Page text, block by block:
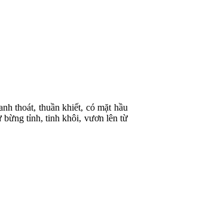
thoát, thuần khiết, có mặt hầu
bừng tỉnh, tinh khôi, vươn lên từ